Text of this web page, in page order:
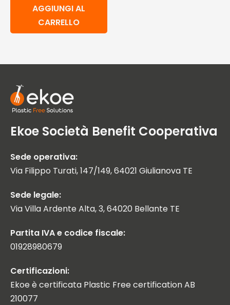
AGGIUNGI AL
CARRELLO
Ekoe Società Benefit Cooperativa
Sede operativa:
Via Filippo Turati, 147/149, 64021 Giulianova TE
Sede legale:
Via Villa Ardente Alta, 3, 64020 Bellante TE
Partita IVA e codice fiscale:
01928980679
Certificazioni:
Ekoe è certificata Plastic Free certification AB
210077